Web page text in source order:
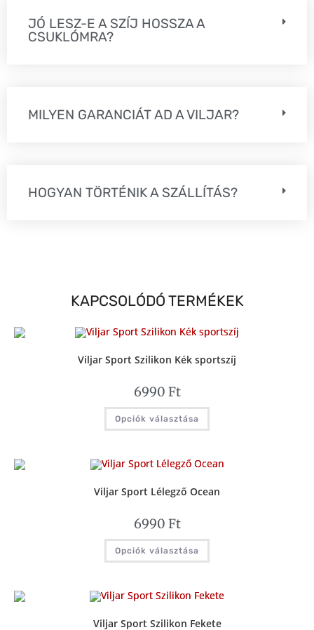
JÓ LESZ-E A SZÍJ HOSSZA A
CSUKLÓMRA?
MILYEN GARANCIÁT AD A VILJAR?
HOGYAN TÖRTÉNIK A SZÁLLÍTÁS?
KAPCSOLÓDÓ TERMÉKEK
Viljar Sport Szilikon Kék sportszíj
6990 Ft
Opciók választása
Viljar Sport Lélegző Ocean
6990 Ft
Opciók választása
Viljar Sport Szilikon Fekete